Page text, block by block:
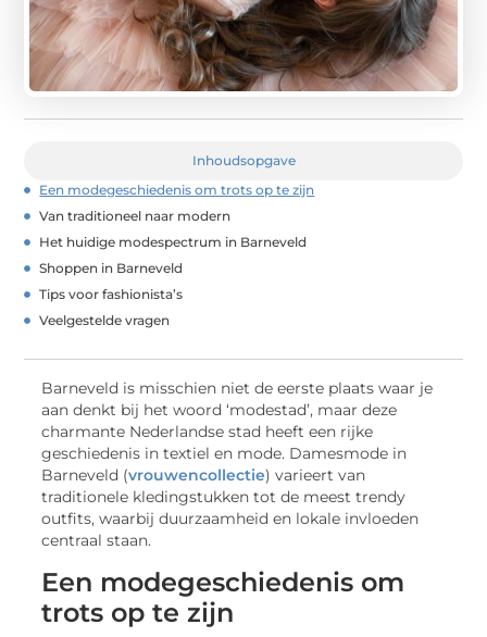
Inhoudsopgave
Een modegeschiedenis om trots op te zijn
Van traditioneel naar modern
Het huidige modespectrum in Barneveld
Shoppen in Barneveld
Tips voor fashionista’s
Veelgestelde vragen
Barneveld is misschien niet de eerste plaats waar je
aan denkt bij het woord ‘modestad’, maar deze
charmante Nederlandse stad heeft een rijke
geschiedenis in textiel en mode. Damesmode in
Barneveld (vrouwencollectie) varieert van
traditionele kledingstukken tot de meest trendy
outfits, waarbij duurzaamheid en lokale invloeden
centraal staan.
Een modegeschiedenis om
trots op te zijn